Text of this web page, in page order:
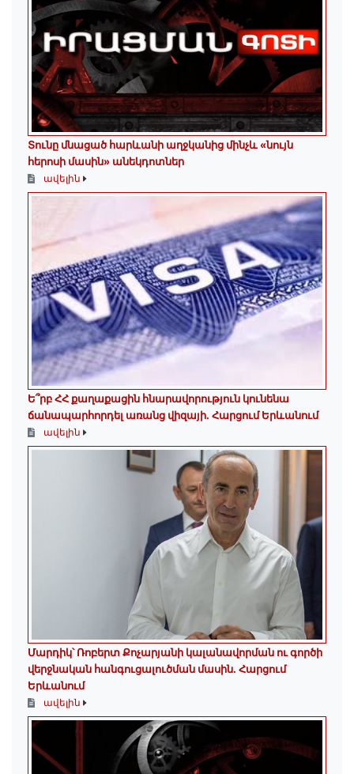
Տունը մնացած հարևանի աղջկանից մինչև «նույն
հերոսի մասին» անեկդոտներ
ավելին
Ե՞րբ ՀՀ քաղաքացին հնարավորություն կունենա
ճանապարհորդել առանց վիզայի. Հարցում Երևանում
ավելին
Մարդիկ՝ Ռոբերտ Քոչարյանի կալանավորման ու գործի
վերջնական հանգուցալուծման մասին. Հարցում
Երևանում
ավելին